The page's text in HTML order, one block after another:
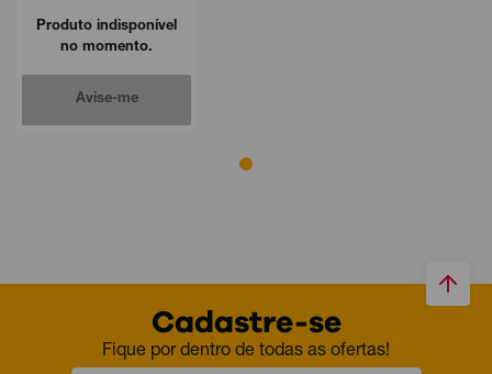
Produto indisponível
no momento.
Avise-me
Cadastre-se
Fique por dentro de todas as ofertas!